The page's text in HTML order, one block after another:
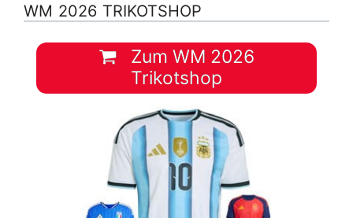
WM 2026 TRIKOTSHOP
Zum WM 2026
Trikotshop